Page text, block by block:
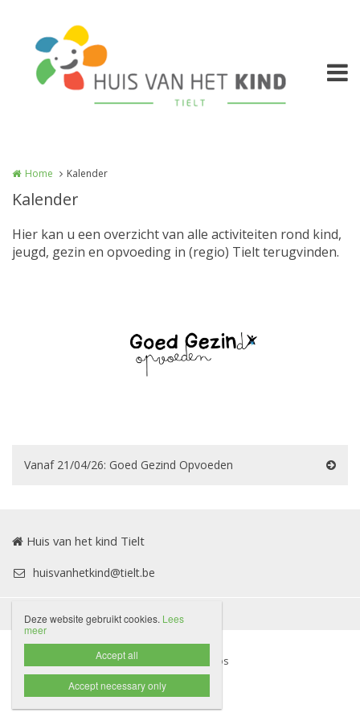
Home Kalender
Kalender
Hier kan u een overzicht van alle activiteiten rond kind,
jeugd, gezin en opvoeding in (regio) Tielt terugvinden.
Vanaf 21/04/26: Goed Gezind Opvoeden
Huis van het kind Tielt
huisvanhetkind@tielt.be
Disclaimer Privacybeleid
Website door Livalos
Deze website gebruikt cookies. Lees
meer
Accept all
Accept necessary only